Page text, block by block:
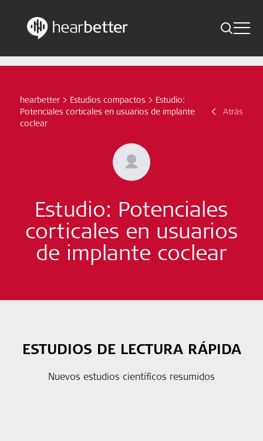
Skip
Toggle
Indicaciones
Noticias
Suscríbete ahora
Spanish – Spain
Síganos
hearbetter > Estudios compactos > Estudio:
Potenciales corticales en usuarios de implante
coclear
Atrás
Estudio: Potenciales
corticales en usuarios
de implante coclear
ESTUDIOS DE LECTURA RÁPIDA
Nuevos estudios científicos resumidos